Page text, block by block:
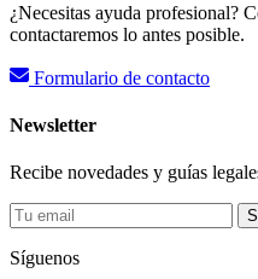
¿Necesitas ayuda profesional?
contactaremos lo antes posible.
Formulario de contacto
Newsletter
Recibe novedades y guías
Síguenos